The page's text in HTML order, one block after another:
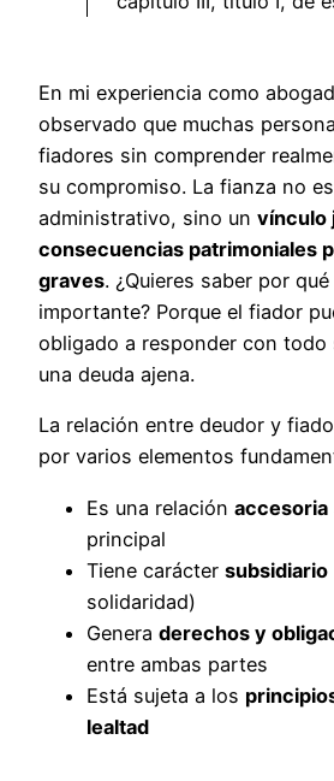
En mi experiencia como
observado que muchas
fiadores sin comprender
su compromiso. La fianza no
administrativo, sino un vínculo
consecuencias patrimoniales
graves. ¿Quieres saber por
importante? Porque el fiador
obligado a responder con
una deuda ajena.
La relación entre deudor y
por varios elementos
Es una relación accesoria
principal
Tiene carácter subsidiario
solidaridad)
Genera derechos y
entre ambas partes
Está sujeta a los
lealtad